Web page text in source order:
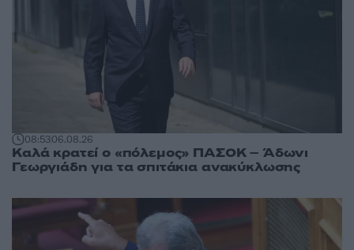
08:5306.08.26
Καλά κρατεί ο «πόλεμος» ΠΑΣΟΚ – Άδωνι
Γεωργιάδη για τα σπιτάκια ανακύκλωσης